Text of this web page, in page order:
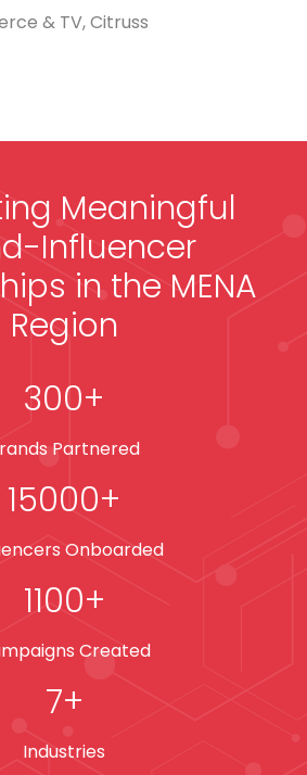
& TV, Citruss
Meaningful
Influencer
in the MENA
Region
+
300
Partnered
+
15000
Onboarded
+
1100
Created
+
7
Industries